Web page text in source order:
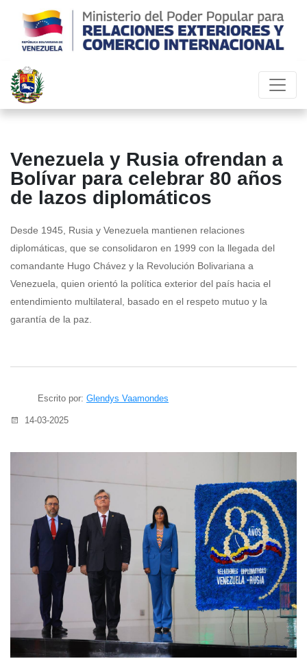
Venezuela y Rusia ofrendan a
Bolívar para celebrar 80 años
de lazos diplomáticos
Desde 1945, Rusia y Venezuela mantienen relaciones
diplomáticas, que se consolidaron en 1999 con la llegada del
comandante Hugo Chávez y la Revolución Bolivariana a
Venezuela, quien orientó la política exterior del país hacia el
entendimiento multilateral, basado en el respeto mutuo y la
garantía de la paz.
Escrito por: Glendys Vaamondes
14-03-2025